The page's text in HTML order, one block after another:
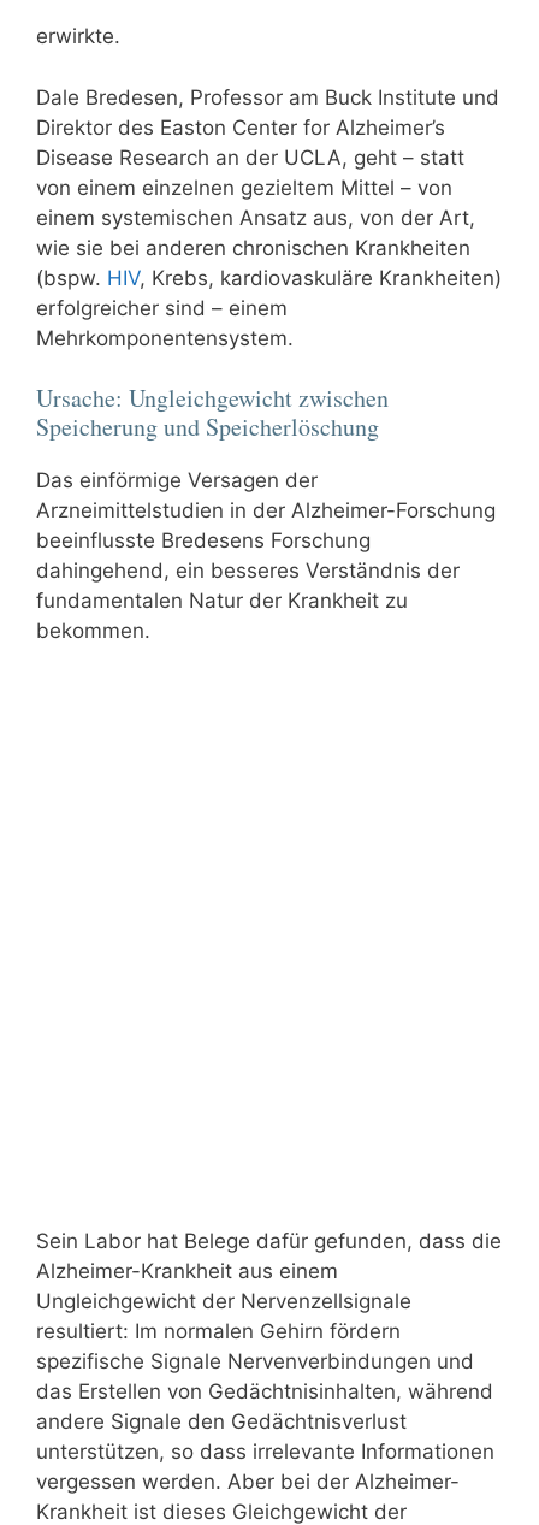
erwirkte.
Dale Bredesen, Professor am Buck Institute und
Direktor des Easton Center for Alzheimer’s
Disease Research an der UCLA, geht – statt
von einem einzelnen gezieltem Mittel – von
einem systemischen Ansatz aus, von der Art,
wie sie bei anderen chronischen Krankheiten
(bspw. HIV, Krebs, kardiovaskuläre Krankheiten)
erfolgreicher sind – einem
Mehrkomponentensystem.
Ursache: Ungleichgewicht zwischen
Speicherung und Speicherlöschung
Das einförmige Versagen der
Arzneimittelstudien in der Alzheimer-Forschung
beeinflusste Bredesens Forschung
dahingehend, ein besseres Verständnis der
fundamentalen Natur der Krankheit zu
bekommen.
Sein Labor hat Belege dafür gefunden, dass die
Alzheimer-Krankheit aus einem
Ungleichgewicht der Nervenzellsignale
resultiert: Im normalen Gehirn fördern
spezifische Signale Nervenverbindungen und
das Erstellen von Gedächtnisinhalten, während
andere Signale den Gedächtnisverlust
unterstützen, so dass irrelevante Informationen
vergessen werden. Aber bei der Alzheimer-
Krankheit ist dieses Gleichgewicht der